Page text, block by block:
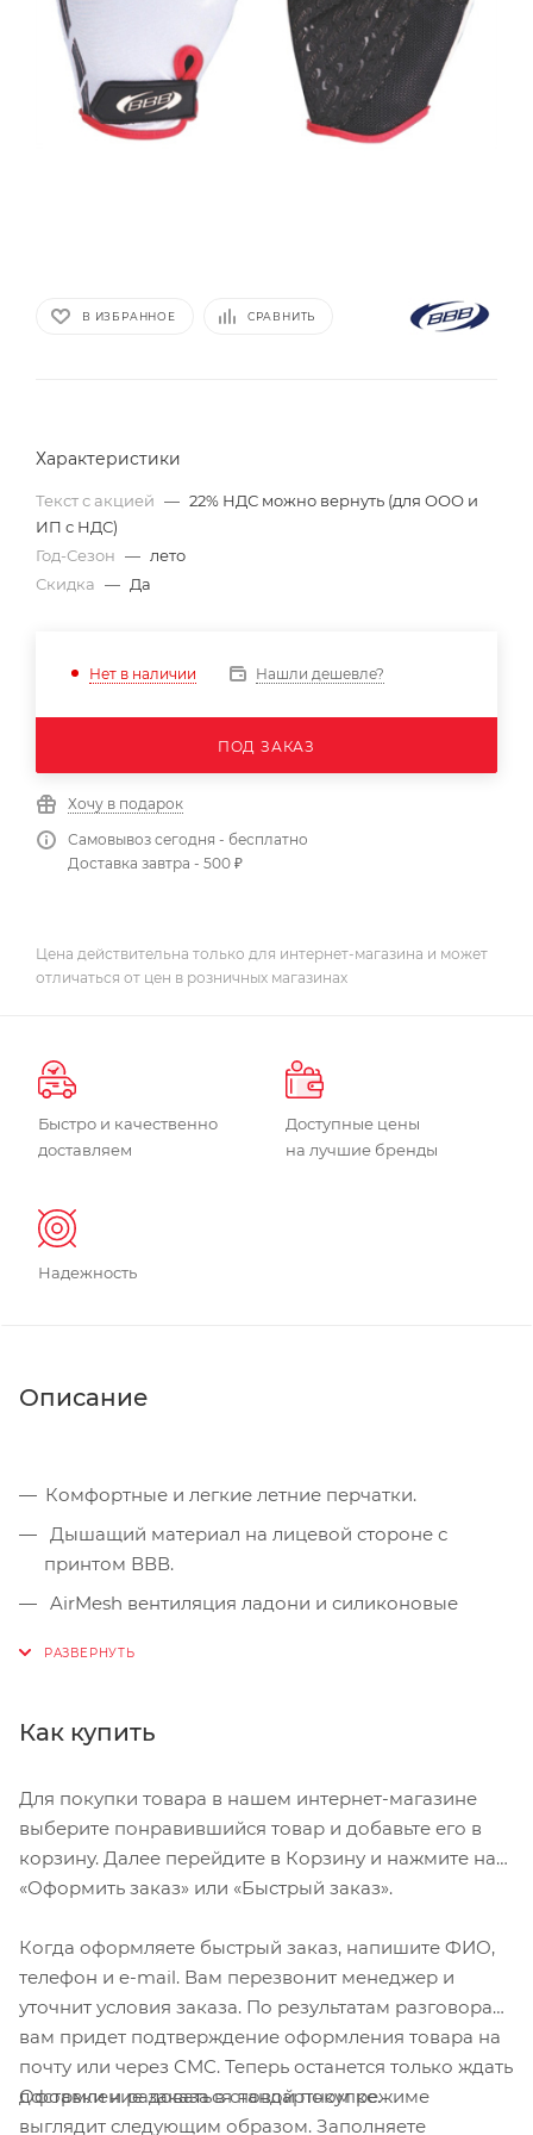
В ИЗБРАННОЕ СРАВНИТЬ
Характеристики
Текст с акцией — 22% НДС можно вернуть (для ООО и
ИП с НДС)
Год-Сезон — лето
Скидка — Да
Нет в наличии Нашли дешевле?
ПОД ЗАКАЗ
Хочу в подарок
Самовывоз сегодня - бесплатно
Доставка завтра - 500 ₽
Цена действительна только для интернет-магазина и может
отличаться от цен в розничных магазинах
Быстро и качественно
доставляем
Доступные цены
на лучшие бренды
Надежность
Описание
Комфортные и легкие летние перчатки.
принтом ВВВ.
Как купить
Для покупки товара в нашем интернет-магазине
выберите понравившийся товар и добавьте его в
корзину. Далее перейдите в Корзину и нажмите на
«Оформить заказ» или «Быстрый заказ».
Когда оформляете быстрый заказ, напишите ФИО,
телефон и e-mail. Вам перезвонит менеджер и
уточнит условия заказа. По результатам разговора
вам придет подтверждение оформления товара на
почту или через СМС. Теперь останется только ждать
доставки и радоваться новой покупке.
Оформление заказа в стандартном режиме
выглядит следующим образом. Заполняете